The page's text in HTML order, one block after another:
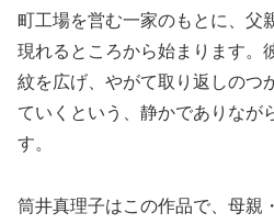
町工場を営む一家のもとに、父
現れるところから始まります。
紋を広げ、やがて取り返しのつ
ていくという、静かでありなが
す。
筒井真理子はこの作品で、母親